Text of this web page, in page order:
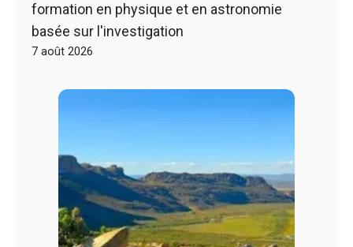
formation en physique et en astronomie
basée sur l'investigation
7 août 2026